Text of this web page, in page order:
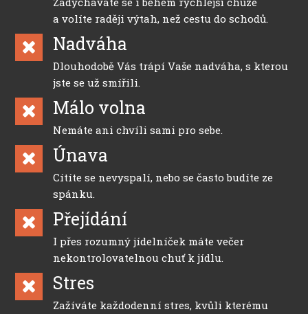
a volíte raději výtah, než cestu do schodů.
Nadváha
Dlouhodobě Vás trápí Vaše nadváha, s kterou
jste se už smířili.
Málo volna
Nemáte ani chvíli sami pro sebe.
Únava
Cítíte se nevyspalí, nebo se často budíte ze
spánku.
Přejídání
I přes rozumný jídelníček máte večer
nekontrolovatelnou chuť k jídlu.
Stres
Zažíváte každodenní stres, kvůli kterému